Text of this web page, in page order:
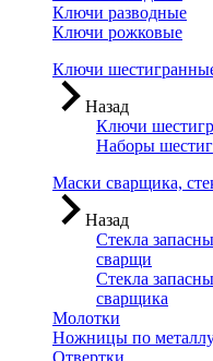
Ключи разводные
Ключи рожковые
Ключи
Назад
Ключи
Наборы
Маски сварщика,
Назад
Стекла
сварщи
Стекла
сварщика
Молотки
Ножницы по
Отвертки